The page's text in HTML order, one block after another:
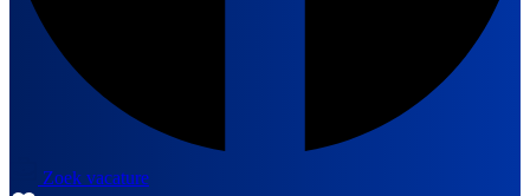
Zoek vacature